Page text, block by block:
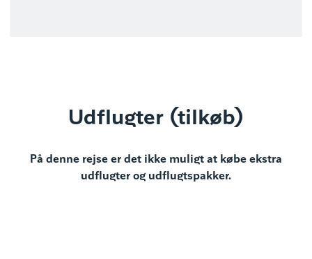
Udflugter (tilkøb)
På denne rejse er det ikke muligt at købe ekstra
udflugter og udflugtspakker.